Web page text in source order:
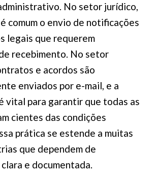
No setor jurídico,
comum o envio de notificações
legais que requerem
recebimento. No setor
e acordos são
enviados por e-mail, e a
vital para garantir que todas as
cientes das condições
prática se estende a muitas
que dependem de
e documentada.